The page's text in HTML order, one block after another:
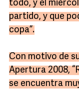
todo, y el
partido, y que
copa”.
Con motivo de
Apertura 2008,
se encuentra